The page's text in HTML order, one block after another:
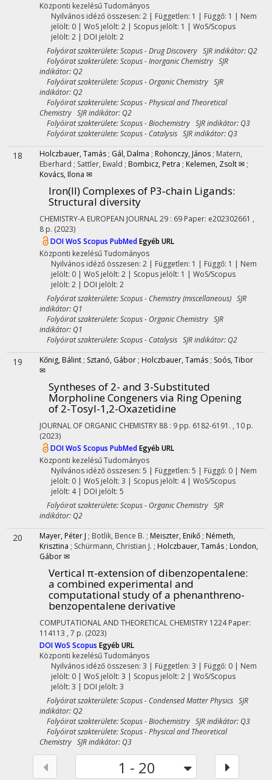
Központi kezelésűTudományos
Nyilvános idéző összesen: 2| Független: 1 | Függő: 1 | Nem
jelölt: 0 | WoS jelölt: 2 | Scopus jelölt: 1 | WoS/Scopus
jelölt: 2 | DOI jelölt: 2
Folyóirat szakterülete: Scopus - Drug Discovery SJR indikátor: Q2
Folyóirat szakterülete: Scopus - Inorganic Chemistry SJR
indikátor: Q2
Folyóirat szakterülete: Scopus - Organic Chemistry SJR
indikátor: Q2
Folyóirat szakterülete: Scopus - Physical and Theoretical
Chemistry SJR indikátor: Q2
Folyóirat szakterülete: Scopus - Biochemistry SJR indikátor: Q3
Folyóirat szakterülete: Scopus - Catalysis SJR indikátor: Q3
18 Holczbauer, Tamás ; Gál, Dalma ; Rohonczy, János ; Matern,
Eberhard ; Sattler, Ewald ; Bombicz, Petra ; Kelemen, Zsolt ✉ ;
Kovács, Ilona ✉
Iron(II) Complexes of P3‐chain Ligands:
Structural diversity
CHEMISTRY-A EUROPEAN JOURNAL29 : 69 Paper: e202302661 ,
8 p. (2023)
DOIWoS Scopus PubMedEgyéb URL
Központi kezelésűTudományos
Nyilvános idéző összesen: 2| Független: 1 | Függő: 1 | Nem
jelölt: 0 | WoS jelölt: 2 | Scopus jelölt: 1 | WoS/Scopus
jelölt: 2 | DOI jelölt: 2
Folyóirat szakterülete: Scopus - Chemistry (miscellaneous) SJR
indikátor: Q1
Folyóirat szakterülete: Scopus - Organic Chemistry SJR
indikátor: Q1
Folyóirat szakterülete: Scopus - Catalysis SJR indikátor: Q2
19 Kőnig, Bálint ; Sztanó, Gábor ; Holczbauer, Tamás ; Soós, Tibor
✉
Syntheses of 2- and 3-Substituted
Morpholine Congeners via Ring Opening
of 2-Tosyl-1,2-Oxazetidine
JOURNAL OF ORGANIC CHEMISTRY 88 : 9 pp. 6182-6191. , 10 p.
(2023)
DOIWoS Scopus PubMedEgyéb URL
Központi kezelésűTudományos
Nyilvános idéző összesen: 5 | Független: 5 | Függő: 0 | Nem
jelölt: 0 | WoS jelölt: 3 | Scopus jelölt: 4 | WoS/Scopus
jelölt: 4 | DOI jelölt: 5
Folyóirat szakterülete: Scopus - Organic Chemistry SJR
indikátor: Q2
20 Mayer, Péter J ; Botlik, Bence B. ; Meiszter, Enikő ; Németh,
Krisztina ; Schürmann, Christian J. ; Holczbauer, Tamás ; London,
Gábor ✉
Vertical π-extension of dibenzopentalene:
a combined experimental and
computational study of a phenanthreno-
benzopentalene derivative
COMPUTATIONAL AND THEORETICAL CHEMISTRY 1224 Paper:
114113 , 7 p. (2023)
DOIWoS Scopus Egyéb URL
Központi kezelésűTudományos
Nyilvános idéző összesen: 3 | Független: 3 | Függő: 0 | Nem
jelölt: 0 | WoS jelölt: 3 | Scopus jelölt: 2 | WoS/Scopus
jelölt: 3 | DOI jelölt: 3
Folyóirat szakterülete: Scopus - Condensed Matter Physics SJR
indikátor: Q2
Folyóirat szakterülete: Scopus - Biochemistry SJR indikátor: Q3
Folyóirat szakterülete: Scopus - Physical and Theoretical
Chemistry SJR indikátor: Q3
1 - 20